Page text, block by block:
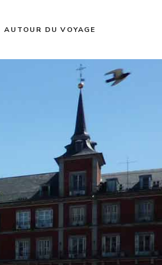
AUTOUR DU VOYAGE